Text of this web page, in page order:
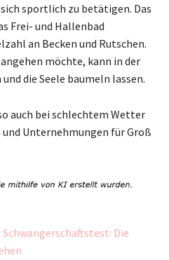
sportlich zu betätigen. Das
Frei- und Hallenbad
an Becken und Rutschen.
möchte, kann in der
die Seele baumeln lassen.
auch bei schlechtem Wetter
Unternehmungen für Groß
Die